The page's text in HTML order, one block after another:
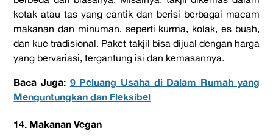
kotak atau tas yang cantik dan berisi berbagai macam
makanan dan minuman, seperti kurma, kolak, es buah,
dan kue tradisional. Paket takjil bisa dijual dengan harga
yang bervariasi, tergantung isi dan kemasannya.
Baca Juga: 9 Peluang Usaha di Dalam Rumah yang
Menguntungkan dan Fleksibel
14. Makanan Vegan